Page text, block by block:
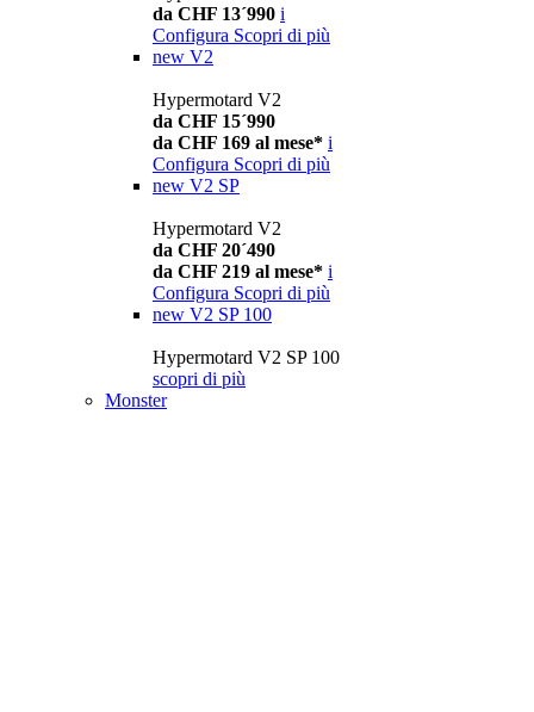
da CHF 13´990 i
Configura Scopri di più
new V2
Hypermotard V2
da CHF 15´990
da CHF 169 al mese* i
Configura Scopri di più
new V2 SP
Hypermotard V2
da CHF 20´490
da CHF 219 al mese* i
Configura Scopri di più
new V2 SP 100
Hypermotard V2 SP 100
scopri di più
Monster